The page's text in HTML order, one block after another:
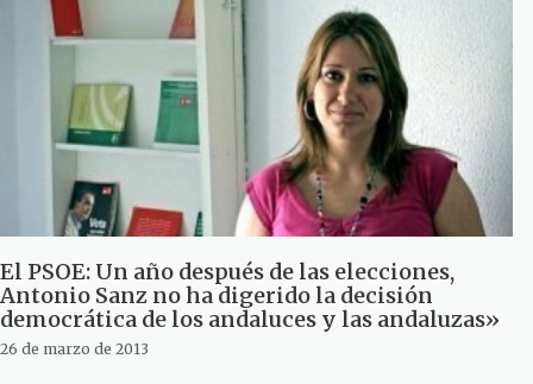
El PSOE: Un año después de las elecciones,
Antonio Sanz no ha digerido la decisión
democrática de los andaluces y las andaluzas»
26 de marzo de 2013